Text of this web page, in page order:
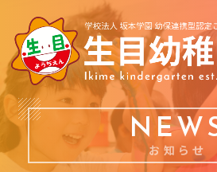
お知らせ